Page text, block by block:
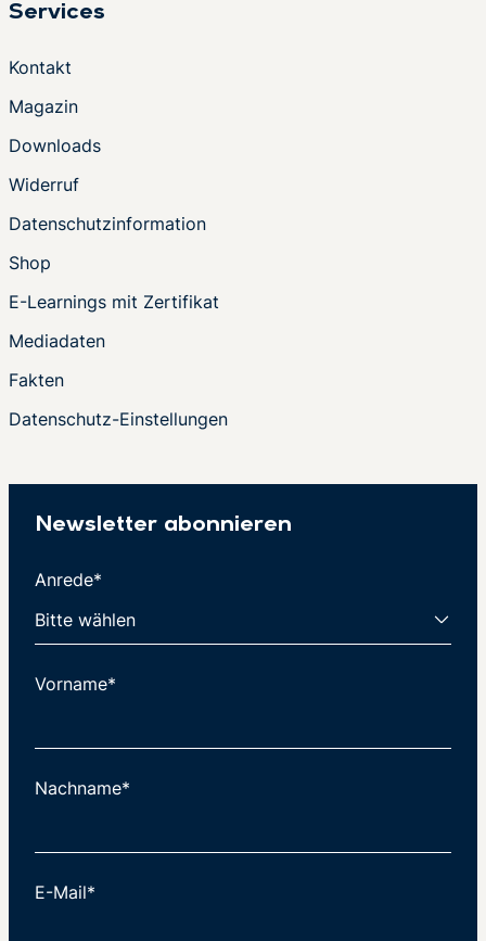
Services
Kontakt
Magazin
Downloads
Widerruf
Datenschutzinformation
Shop
E-Learnings mit Zertifikat
Mediadaten
Fakten
Datenschutz-Einstellungen
Newsletter abonnieren
Anrede*
Vorname*
Nachname*
E-Mail*